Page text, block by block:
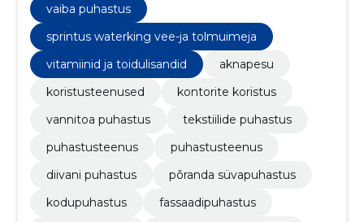
vaiba puhastus
sprintus waterking vee-ja tolmuimeja
vitamiinid ja toidulisandid
aknapesu
koristusteenused
kontorite koristus
vannitoa puhastus
tekstiilide puhastus
puhastusteenus
puhastusteenus
diivani puhastus
põranda süvapuhastus
kodupuhastus
fassaadipuhastus